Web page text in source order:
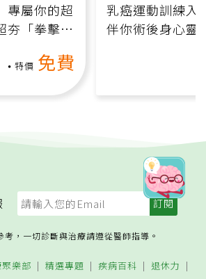
專屬你的超
夯「拳擊有
特價 免費
乳癌運動訓練入
伴你術後身心靈
考，一切診斷與治療請遵從醫師指導。
樂部 精選專題 疾病百科 退休力